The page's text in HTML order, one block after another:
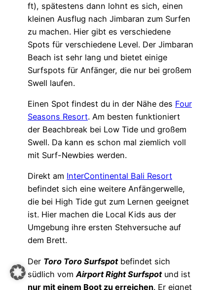
ft), spätestens dann lohnt es sich, einen
kleinen Ausflug nach Jimbaran zum Surfen
zu machen. Hier gibt es verschiedene
Spots für verschiedene Level. Der Jimbaran
Beach ist sehr lang und bietet einige
Surfspots für Anfänger, die nur bei großem
Swell laufen.
Einen Spot findest du in der Nähe des Four
Seasons Resort. Am besten funktioniert
der Beachbreak bei Low Tide und großem
Swell. Da kann es schon mal ziemlich voll
mit Surf-Newbies werden.
Direkt am InterContinental Bali Resort
befindet sich eine weitere Anfängerwelle,
die bei High Tide gut zum Lernen geeignet
ist. Hier machen die Local Kids aus der
Umgebung ihre ersten Stehversuche auf
dem Brett.
Der Toro Toro Surfspotbefindet sich
südlich vom Airport Right Surfspotund ist
nur mit einem Boot zu erreichen. Er eignet